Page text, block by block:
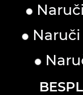
Naruči
Naruči